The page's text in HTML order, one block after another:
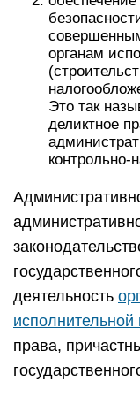
органам
Это так
деликтное
контрольно-
деятельность
исполнительной
права,